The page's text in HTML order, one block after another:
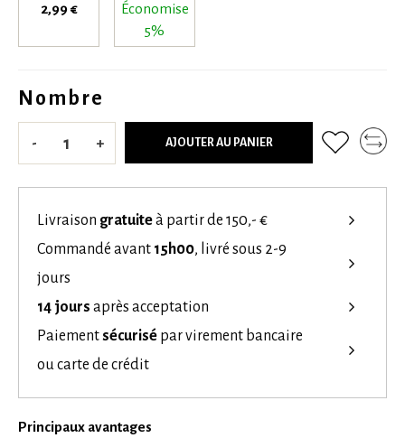
2,99 €
Économise
5%
Nombre
- + AJOUTER AU PANIER
Livraison gratuiteà partir de 150,- €
Commandé avant 15h00, livré sous 2-9
jours
14 jours après acceptation
Paiementsécurisé par virement bancaire
ou carte de crédit
Principaux avantages